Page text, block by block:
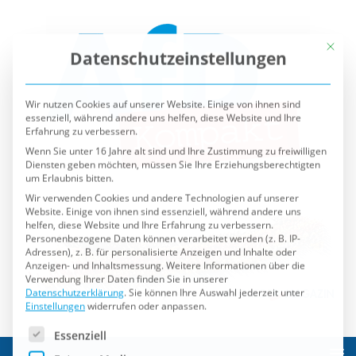
Datenschutzeinstellungen
Wir nutzen Cookies auf unserer Website. Einige von ihnen sind
Erfahrung zu verbessern.
Wenn Sie unter 16 Jahre alt sind und Ihre Zustimmung zu freiwilligen
um Erlaubnis bitten.
Wir verwenden Cookies und andere Technologien auf unserer
helfen, diese Website und Ihre Erfahrung zu verbessern.
Personenbezogene Daten können verarbeitet werden (z. B. IP-
Adressen), z. B. für personalisierte Anzeigen und Inhalte oder
Anzeigen- und Inhaltsmessung.Weitere Informationen über die
Verwendung Ihrer Daten finden Sie in unserer
Datenschutzerklärung.Sie können Ihre Auswahl jederzeit unter
Einstellungenwiderrufen oder anpassen.
Es folgt eine Liste der Service-Gruppen, für die eine
Essenziell
Externe Medien